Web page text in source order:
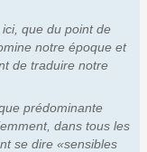
que du point de
notre époque et
de traduire notre
prédominante
dans tous les
se dire «sensibles